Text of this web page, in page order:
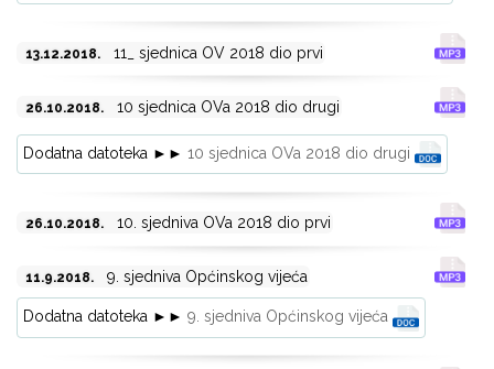
13.12.2018. 11_ sjednica OV 2018 dio prvi
26.10.2018. 10 sjednica OVa 2018 dio drugi
Dodatna datoteka ►► 10 sjednica OVa 2018 dio drugi
26.10.2018. 10. sjedniva OVa 2018 dio prvi
11.9.2018. 9. sjedniva Općinskog vijeća
Dodatna datoteka ►► 9. sjedniva Općinskog vijeća